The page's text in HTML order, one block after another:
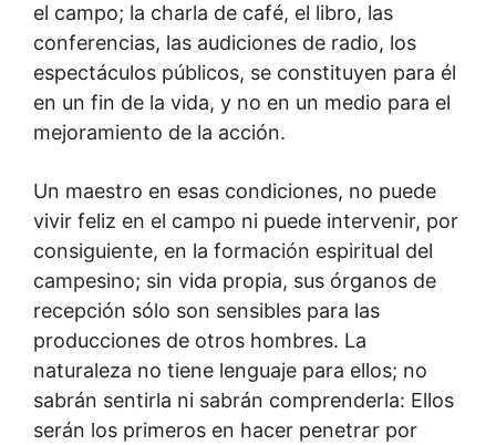
el campo; la charla de café, el libro, las
conferencias, las audiciones de radio, los
espectáculos públicos, se constituyen para él
en un fin de la vida, y no en un medio para el
mejoramiento de la acción.
Un maestro en esas condiciones, no puede
vivir feliz en el campo ni puede intervenir, por
consiguiente, en la formación espiritual del
campesino; sin vida propia, sus órganos de
recepción sólo son sensibles para las
producciones de otros hombres. La
naturaleza no tiene lenguaje para ellos; no
sabrán sentirla ni sabrán comprenderla: Ellos
serán los primeros en hacer penetrar por